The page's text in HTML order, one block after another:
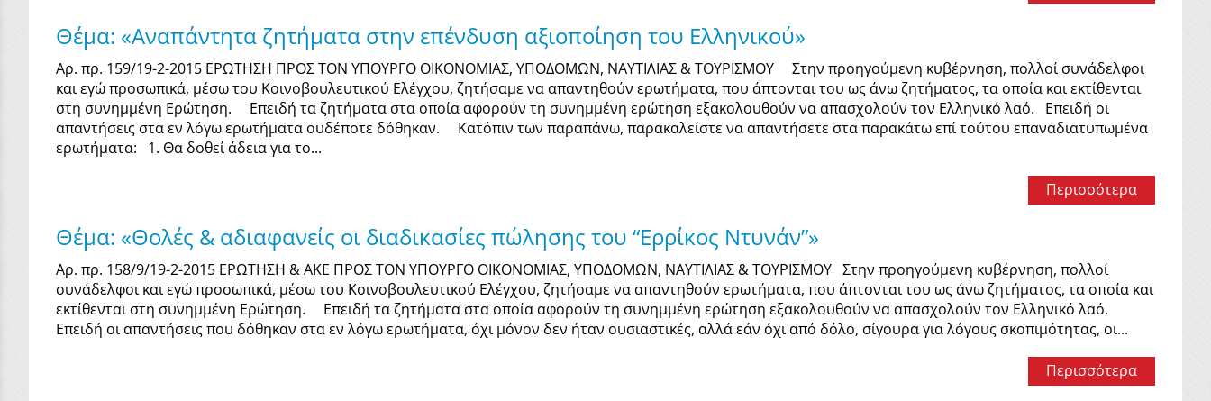
Θέμα: «Αναπάντητα ζητήματα στην επένδυση αξιοποίηση του Ελληνικού»
Αρ. πρ. 159/19-2-2015 ΕΡΩΤΗΣΗ ΠΡΟΣ ΤΟΝ ΥΠΟΥΡΓΟ ΟΙΚΟΝΟΜΙΑΣ, ΥΠΟΔΟΜΩΝ, ΝΑΥΤΙΛΙΑΣ & ΤΟΥΡΙΣΜΟΥ Στην προηγούμενη κυβέρνηση, πολλοί συνάδελφοι
και εγώ προσωπικά, μέσω του Κοινοβουλευτικού Ελέγχου, ζητήσαμε να απαντηθούν ερωτήματα, που άπτονται του ως άνω ζητήματος, τα οποία και εκτίθενται
στη συνημμένη Ερώτηση. Επειδή τα ζητήματα στα οποία αφορούν τη συνημμένη ερώτηση εξακολουθούν να απασχολούν τον Ελληνικό λαό. Επειδή οι
απαντήσεις στα εν λόγω ερωτήματα ουδέποτε δόθηκαν. Κατόπιν των παραπάνω, παρακαλείστε να απαντήσετε στα παρακάτω επί τούτου επαναδιατυπωμένα
ερωτήματα: 1. Θα δοθεί άδεια για το...
Περισσότερα
Θέμα: «Θολές & αδιαφανείς οι διαδικασίες πώλησης του “Ερρίκος Ντυνάν”»
Αρ. πρ. 158/9/19-2-2015 ΕΡΩΤΗΣΗ & ΑΚΕ ΠΡΟΣ ΤΟΝ ΥΠΟΥΡΓΟ ΟΙΚΟΝΟΜΙΑΣ, ΥΠΟΔΟΜΩΝ, ΝΑΥΤΙΛΙΑΣ & ΤΟΥΡΙΣΜΟΥ Στην προηγούμενη κυβέρνηση, πολλοί
συνάδελφοι και εγώ προσωπικά, μέσω του Κοινοβουλευτικού Ελέγχου, ζητήσαμε να απαντηθούν ερωτήματα, που άπτονται του ως άνω ζητήματος, τα οποία και
εκτίθενται στη συνημμένη Ερώτηση. Επειδή τα ζητήματα στα οποία αφορούν τη συνημμένη ερώτηση εξακολουθούν να απασχολούν τον Ελληνικό λαό.
Επειδή οι απαντήσεις που δόθηκαν στα εν λόγω ερωτήματα, όχι μόνον δεν ήταν ουσιαστικές, αλλά εάν όχι από δόλο, σίγουρα για λόγους σκοπιμότητας, οι...
Περισσότερα